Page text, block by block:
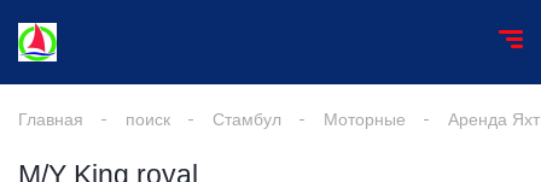
Главная поиск Стамбул Моторные Аренда Яхт
M/Y King royal